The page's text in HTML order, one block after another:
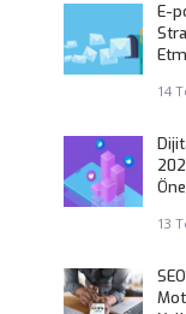
E-
14
13